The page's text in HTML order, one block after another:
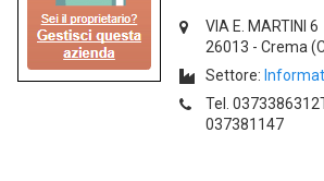
VIA E. MARTINI 6
26013 - Crema
Settore:
Tel.
037381147